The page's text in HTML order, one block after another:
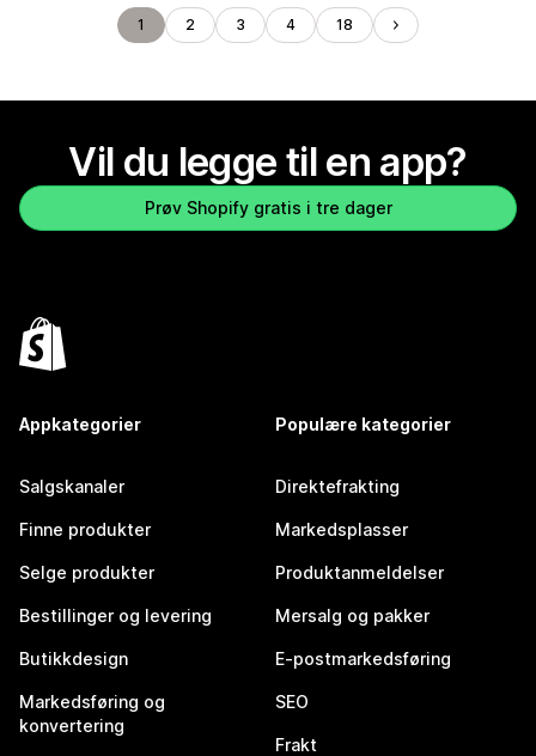
1 2 3 4 18
Vil du legge til en app?
Prøv Shopify gratis i tre dager
Appkategorier
Salgskanaler
Finne produkter
Selge produkter
Bestillinger og levering
Butikkdesign
Markedsføring og
konvertering
Populære kategorier
Direktefrakting
Markedsplasser
Produktanmeldelser
Mersalg og pakker
E-postmarkedsføring
SEO
Frakt